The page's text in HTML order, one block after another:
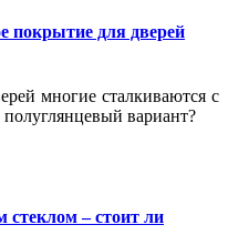
покрытие для дверей
многие сталкиваются с
вариант?
– стоит ли